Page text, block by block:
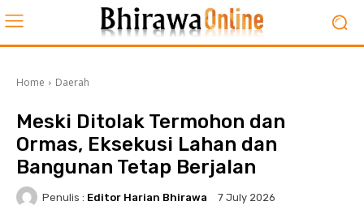
Home Daerah
Meski Ditolak Termohon dan
Ormas, Eksekusi Lahan dan
Bangunan Tetap Berjalan
Penulis : Editor Harian Bhirawa 7 July 2026